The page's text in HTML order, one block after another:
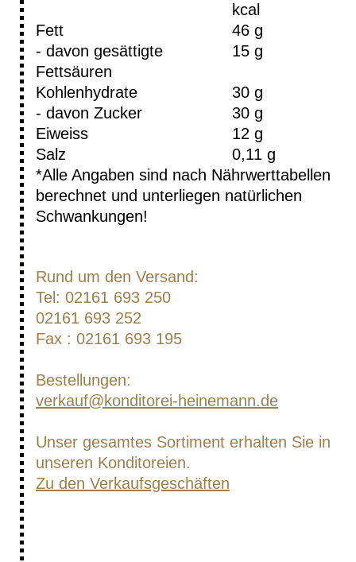
kcal
Fett
46 g
- davon gesättigte
Fettsäuren
15 g
Kohlenhydrate
30 g
- davon Zucker
30 g
Eiweiss
12 g
Salz
0,11 g
*Alle Angaben sind nach Nährwerttabellen
berechnet und unterliegen natürlichen
Schwankungen!
Rund um den Versand:
Tel: 02161 693 250
02161 693 252
Fax : 02161 693 195
Bestellungen:
verkauf@konditorei-heinemann.de
Unser gesamtes Sortiment erhalten Sie in
unseren Konditoreien.
Zu den Verkaufsgeschäften